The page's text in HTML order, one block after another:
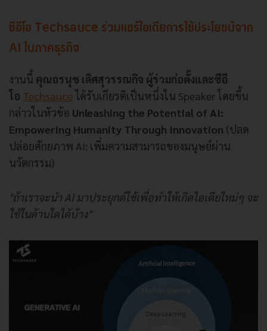
ซีอีโอ Techsauce ร่วมแชร์ไอเดียการใช้ประโยชน์จาก
AI ในภาคธุรกิจ
งานนี้ คุณอรนุช เลิศสุวรรณกิจ ผู้ร่วมก่อตั้งและซีอี
โอ Techsauce ได้รับเกียรติเป็นหนึ่งใน Speaker โดยขึ้น
กล่าวในหัวข้อ Unleashing the Potential of AI:
Empowering Humanity Through Innovation (ปลด
ปล่อยศักยภาพ AI: เพิ่มความสามารถของมนุษย์ผ่าน
นวัตกรรม)
"ถ้าเราจะนำ AI มาประยุกต์ใช้เพื่อทำให้เกิดไอเดียใหม่ๆ จะ
ใช้ในด้านใดได้บ้าง"